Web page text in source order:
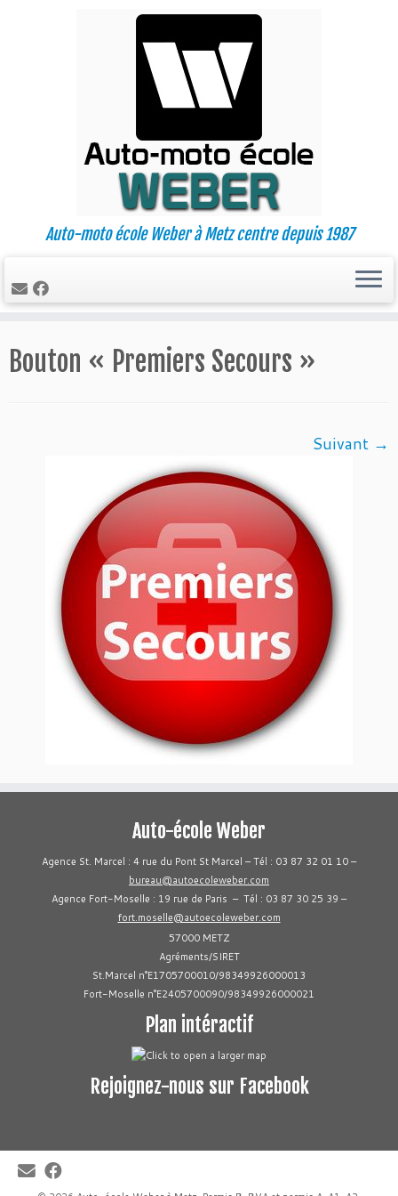
au
Auto-moto école Weber à Metz centre depuis 1987
Bouton « Premiers Secours »
Suivant →
Auto-école Weber
Agence St. Marcel : 4 rue du Pont St Marcel – Tél : 03 87 32 01 10 –
bureau@autoecoleweber.com
Agence Fort-Moselle : 19 rue de Paris – Tél : 03 87 30 25 39 –
fort.moselle@autoecoleweber.com
57000 METZ
Agréments/SIRET
St.Marcel n°E1705700010/98349926000013
Fort-Moselle n°E2405700090/98349926000021
Plan intéractif
Rejoignez-nous sur Facebook